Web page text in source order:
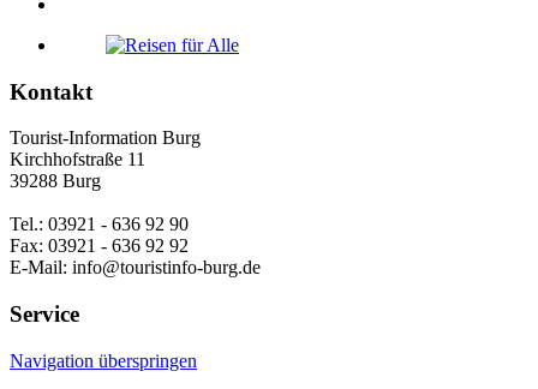
Kontakt
Tourist-Information Burg
Kirchhofstraße 11
39288 Burg
Tel.: 03921 - 636 92 90
Fax: 03921 - 636 92 92
E-Mail: info@touristinfo-burg.de
Service
Navigation überspringen